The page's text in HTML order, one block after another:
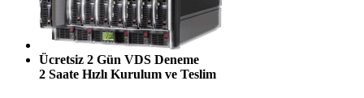
Ücretsiz 2 Gün VDS Deneme
2 Saate Hızlı Kurulum ve Teslim